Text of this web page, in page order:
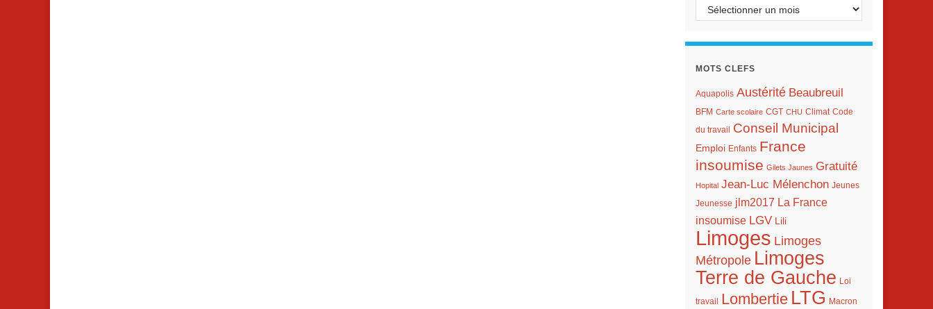
Archives
MOTS CLEFS
Aquapolis Austérité Beaubreuil
BFM Carte scolaire CGT CHU Climat Code
du travail Conseil Municipal
Emploi Enfants France
insoumise Gilets Jaunes Gratuité
Hopital Jean-Luc Mélenchon Jeunes
Jeunesse jlm2017 La France
insoumise LGV Lili
Limoges Limoges
Métropole Limoges
Terre de Gauche
Loi
travail Lombertie LTG Macron